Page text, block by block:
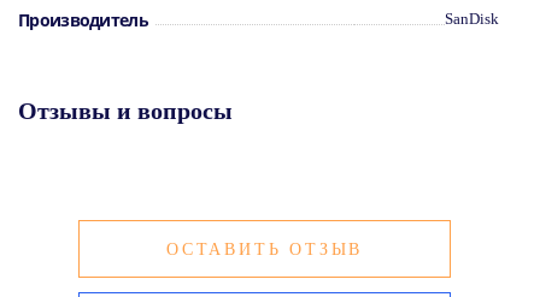
Производитель SanDisk
Отзывы и вопросы
ОСТАВИТЬ ОТЗЫВ